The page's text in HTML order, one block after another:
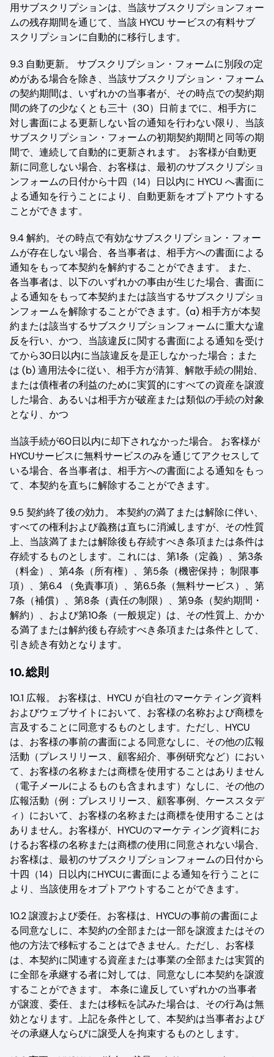
用サブスクリプションは、当該サブスクリプションフォー
ムの残存期間を通じて、当該 HYCU サービスの有料サブ
スクリプションに自動的に移行します。
9.3 自動更新。 サブスクリプション・フォームに別段の定
めがある場合を除き、当該サブスクリプション・フォーム
の契約期間は、いずれかの当事者が、その時点での契約期
間の終了の少なくとも三十（30）日前までに、相手方に
対し書面による更新しない旨の通知を行わない限り、当該
サブスクリプション・フォームの初期契約期間と同等の期
間で、連続して自動的に更新されます。 お客様が自動更
新に同意しない場合、お客様は、最初のサブスクリプショ
ンフォームの日付から十四（14）日以内に HYCU へ書面に
よる通知を行うことにより、自動更新をオプトアウトする
ことができます。
9.4 解約。その時点で有効なサブスクリプション・フォー
ムが存在しない場合、各当事者は、相手方への書面による
通知をもって本契約を解約することができます。 また、
各当事者は、以下のいずれかの事由が生じた場合、書面に
よる通知をもって本契約または該当するサブスクリプショ
ンフォームを解除することができます。(a) 相手方が本契
約または該当するサブスクリプションフォームに重大な違
反を行い、かつ、当該違反に関する書面による通知を受け
てから30日以内に当該違反を是正しなかった場合；また
は (b) 適用法令に従い、相手方が清算、解散手続の開始、
または債権者の利益のために実質的にすべての資産を譲渡
した場合、あるいは相手方が破産または類似の手続の対象
となり、かつ
当該手続が60日以内に却下されなかった場合。 お客様が
HYCUサービスに無料サービスのみを通じてアクセスして
いる場合、各当事者は、相手方への書面による通知をもっ
て、本契約を直ちに解除することができます。
9.5 契約終了後の効力。 本契約の満了または解除に伴い、
すべての権利および義務は直ちに消滅しますが、その性質
上、当該満了または解除後も存続すべき条項または条件は
存続するものとします。これには、第1条（定義）、第3条
（料金）、第4条（所有権）、第5条（機密保持； 制限事
項）、第6.4 （免責事項）、第6.5条（無料サービス）、第
7条（補償）、第8条（責任の制限）、第9条（契約期間・
解約）、および第10条（一般規定）は、その性質上、かか
る満了または解約後も存続すべき条項または条件として、
引き続き有効となります。
10. 総則
10.1 広報。 お客様は、HYCU が自社のマーケティング資料
およびウェブサイトにおいて、お客様の名称および商標を
言及することに同意するものとします。ただし、HYCU
は、お客様の事前の書面による同意なしに、その他の広報
活動（プレスリリース、顧客紹介、事例研究など）におい
て、お客様の名称または商標を使用することはありません
（電子メールによるものも含まれます）なしに、その他の
広報活動（例：プレスリリース、顧客事例、ケーススタデ
ィ）において、お客様の名称または商標を使用することは
ありません。お客様が、HYCUのマーケティング資料にお
けるお客様の名称または商標の使用に同意されない場合、
お客様は、最初のサブスクリプションフォームの日付から
十四（14）日以内にHYCUに書面による通知を行うことに
より、当該使用をオプトアウトすることができます。
10.2 譲渡および委任。お客様は、HYCUの事前の書面によ
る同意なしに、本契約の全部または一部を譲渡またはその
他の方法で移転することはできません。ただし、お客様
は、本契約に関連する資産または事業の全部または実質的
に全部を承継する者に対しては、同意なしに本契約を譲渡
することができます。 本条に違反していずれかの当事者
が譲渡、委任、または移転を試みた場合は、その行為は無
効となります。上記を条件として、本契約は当事者および
その承継人ならびに譲受人を拘束するものとします。